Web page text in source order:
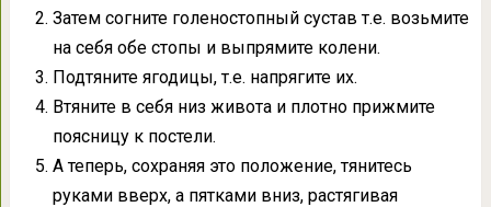
Затем согните голеностопный сустав т.е. возьмите
на себя обе стопы и выпрямите колени.
Подтяните ягодицы, т.е. напрягите их.
Втяните в себя низ живота и плотно прижмите
поясницу к постели.
А теперь, сохраняя это положение, тянитесь
руками вверх, а пятками вниз, растягивая